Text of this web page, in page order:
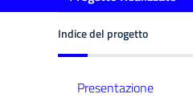
Indice del progetto
Presentazione